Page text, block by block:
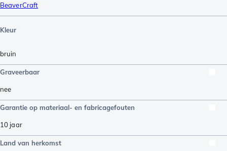
BeaverCraft
Kleur
bruin
Graveerbaar
nee
Garantie op materiaal- en fabricagefouten
10 jaar
Land van herkomst